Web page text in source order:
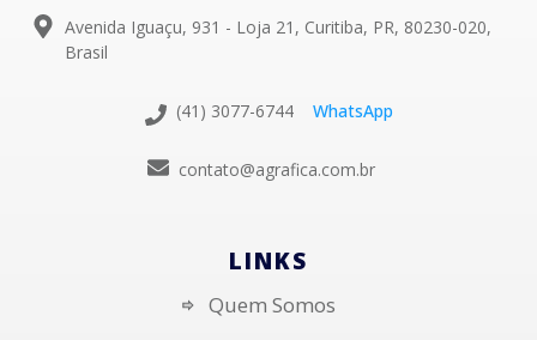
Avenida Iguaçu, 931 - Loja 21, Curitiba, PR, 80230-020,
Brasil
(41) 3077-6744 WhatsApp
contato@agrafica.com.br
LINKS
Quem Somos